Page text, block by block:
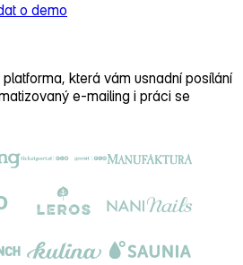
o demo
, která vám usnadní posílání
e‑mailing i práci se